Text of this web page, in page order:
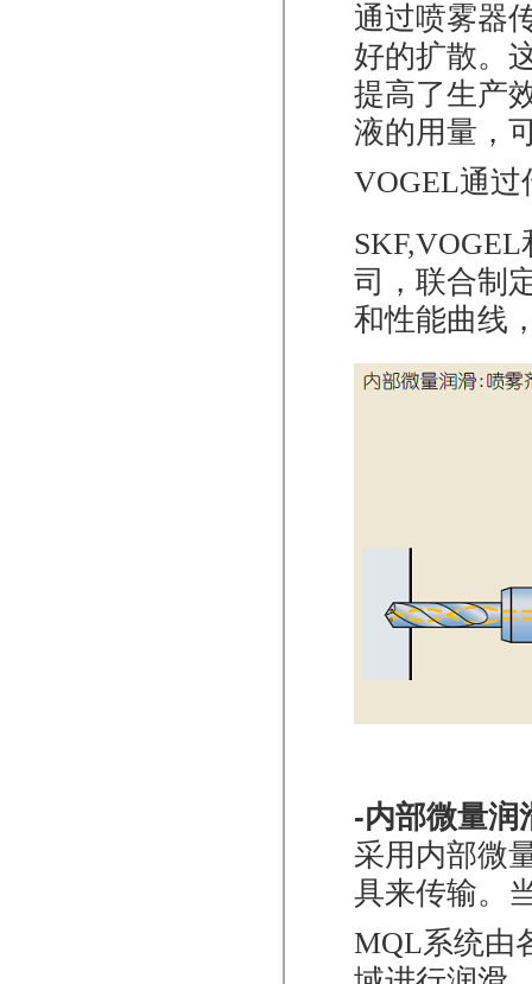
通过喷雾器
好的扩散。
提高了生产
液的用量，
VOGEL通过
SKF,VOGEL
司，联合制
和性能曲线
-内部微量
采用内部微
具来传输。
MQL系统由